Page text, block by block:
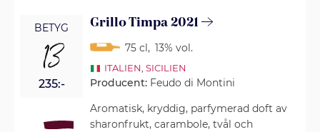
BETYG
13
235:-
Grillo Timpa 2021
75 cl, 13% vol.
ITALIEN SICILIEN
Producent: Feudo di Montini
Aromatisk, kryddig, parfymerad doft av
sharonfrukt, carambole, tvål och